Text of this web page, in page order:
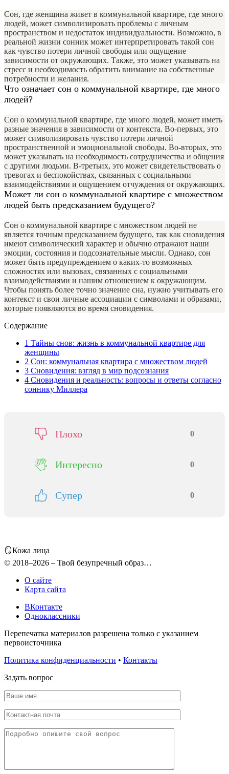
Сон, где женщина живет в коммунальной квартире, где много
людей, может символизировать проблемы с личным
пространством и недостаток индивидуальности. Возможно, в
реальной жизни сонник может интерпретировать такой сон
как чувство потери личной свободы или ощущение
зависимости от окружающих. Также, это может указывать на
стресс и необходимость обратить внимание на собственные
потребности и желания.
Что означает сон о коммунальной квартире, где много
людей?
Сон о коммунальной квартире, где много людей, может иметь
разные значения в зависимости от контекста. Во-первых, это
может символизировать чувство потери личной
пространственной и эмоциональной свободы. Во-вторых, это
может указывать на необходимость сотрудничества и общения
с другими людьми. В-третьих, это может свидетельствовать о
тревогах и беспокойствах, связанных с социальными
взаимодействиями и ощущением отчуждения от окружающих.
Может ли сон о коммунальной квартире с множеством
людей быть предсказанием будущего?
Сон о коммунальной квартире с множеством людей не
является точным предсказанием будущего, так как сновидения
имеют символический характер и обычно отражают наши
эмоции, состояния и подсознательные мысли. Однако, сон
может быть предупреждением о каких-то возможных
сложностях или вызовах, связанных с социальными
взаимодействиями и нашим отношением к окружающим.
Чтобы понять более точно значение сна, нужно учитывать его
контекст и свои личные ассоциации с символами и образами,
которые появляются во время сновидения.
Содержание
1 Тайны снов: жизнь в коммунальной квартире для
женщины
2 Сон: коммунальная квартира с множеством людей
3 Сновидения: взгляд в мир подсознания
4 Сновидения и реальность: вопросы и ответы согласно
соннику Миллера
Плохо 0
Интересно 0
Супер 0
🪞Кожа лица
© 2018–2026 – Твой безупречный образ…
О сайте
Карта сайта
ВКонтакте
Одноклассники
Перепечатка материалов разрешена только с указанием
первоисточника
Политика конфиденциальности • Контакты
Задать вопрос